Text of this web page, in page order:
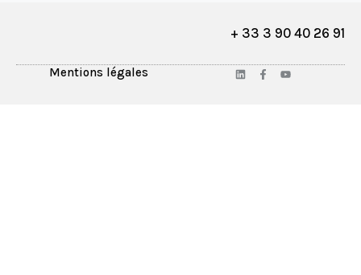
+ 33 3 90 40 26 91
Mentions légales